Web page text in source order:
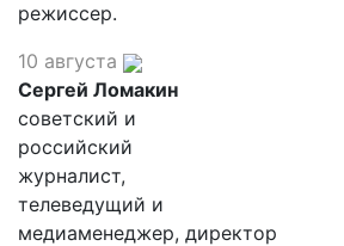
режиссер.
10 августа
Сергей Ломакин
советский и
российский
журналист,
телеведущий и
медиаменеджер, директор